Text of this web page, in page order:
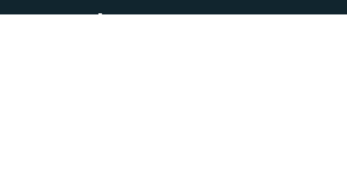
Newsletter